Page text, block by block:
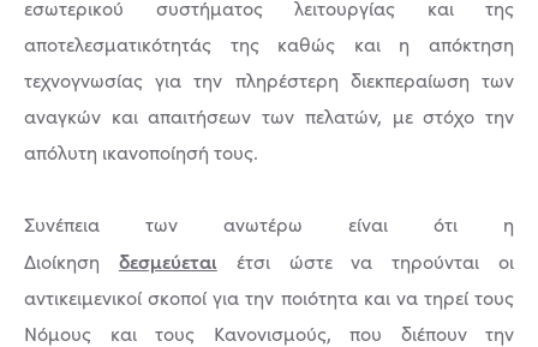
εσωτερικού συστήματος λειτουργίας και της
αποτελεσματικότητάς της καθώς και η απόκτηση
τεχνογνωσίας για την πληρέστερη διεκπεραίωση των
αναγκών και απαιτήσεων των πελατών, με στόχο την
απόλυτη ικανοποίησή τους.
Συνέπεια των ανωτέρω είναι ότι η
Διοίκηση δεσμεύεται έτσι ώστε να τηρούνται οι
αντικειμενικοί σκοποί για την ποιότητα και να τηρεί τους
Νόμους και τους Κανονισμούς, που διέπουν την